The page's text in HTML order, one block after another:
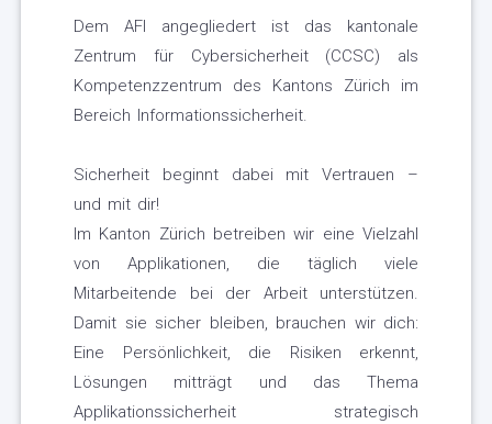
Dem AFI angegliedert ist das kantonale
Zentrum für Cybersicherheit (CCSC) als
Kompetenzzentrum des Kantons Zürich im
Bereich Informationssicherheit.
Sicherheit beginnt dabei mit Vertrauen –
und mit dir!
Im Kanton Zürich betreiben wir eine Vielzahl
von Applikationen, die täglich viele
Mitarbeitende bei der Arbeit unterstützen.
Damit sie sicher bleiben, brauchen wir dich:
Eine Persönlichkeit, die Risiken erkennt,
Lösungen mitträgt und das Thema
Applikationssicherheit strategisch